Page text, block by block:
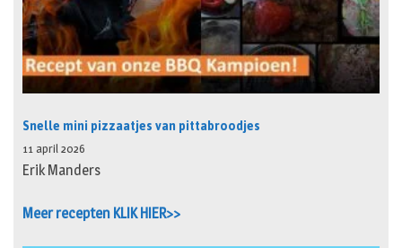
Snelle mini pizzaatjes van pittabroodjes
11 april 2026
Erik Manders
Meer recepten KLIK HIER>>